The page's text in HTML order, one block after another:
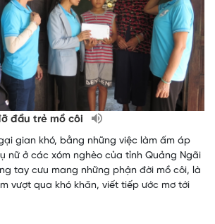
đầu trẻ mồ côi
gian khó, bằng những việc làm ấm áp
nữ ở các xóm nghèo của tỉnh Quảng Ngãi
tay cưu mang những phận đời mồ côi, là
vượt qua khó khăn, viết tiếp ước mơ tới